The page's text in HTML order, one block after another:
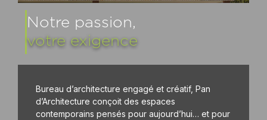
Notre passion,
votre exigence
Bureau d’architecture engagé et créatif, Pan
d’Architecture conçoit des espaces
contemporains pensés pour aujourd’hui… et pour